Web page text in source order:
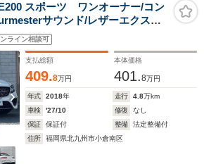
スポーツ ワンオーナー/コン
サウンド/レザーエクスク
ダーセーフティーパッケージ/純
メラシステム/純正19AW
ライン相談可
支払総額
409.8万円
本体価格
401.8万円
年式 2018年 走行 4.8万km
車検
'27/10 修復
なし
保証
保証付 整備
法定整備付
住所
福岡県北九州市小倉南区